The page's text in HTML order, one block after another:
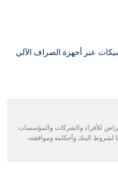
عبر أجهزة الصراف الآلي
للأفراد والشركات والمؤسسات
لشروط البنك وأحكامه وموافقته.